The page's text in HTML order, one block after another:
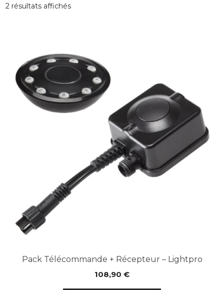
2 résultats affichésTrié
Pack Télécommande + Récepteur – Lightpro
108,90 €